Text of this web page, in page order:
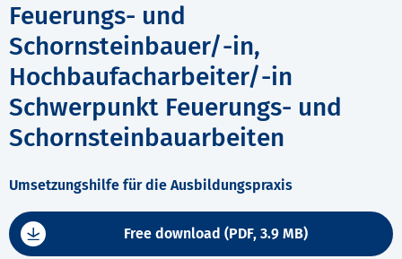
Feuerungs- und
Schornsteinbauer/-in,
Hochbaufacharbeiter/-in
Schwerpunkt Feuerungs- und
Schornsteinbauarbeiten
Umsetzungshilfe für die Ausbildungspraxis
Free download (PDF, 3.9 MB)